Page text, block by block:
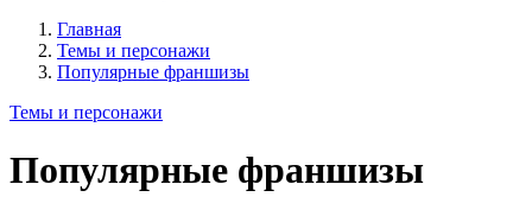
Главная
Темы и персонажи
Популярные франшизы
Темы и персонажи
Популярные франшизы